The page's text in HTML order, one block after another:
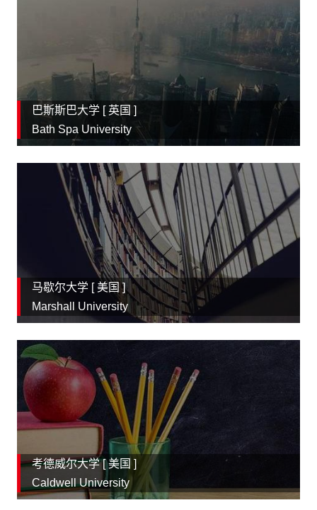
巴斯斯巴大学 [ 英国 ]
Bath Spa University
马歇尔大学 [美国]
Marshall University
考德威尔大学 [美国 ]
Caldwell University